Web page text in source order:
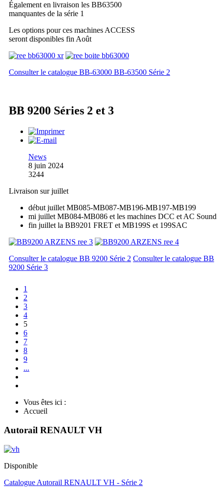
Également en livraison les BB63500
manquantes de la série 1
Les options pour ces machines ACCESS
seront disponibles fin Août
Consulter le catalogue BB-63000 BB-63500 Série 2
BB 9200 Séries 2 et 3
News
8 juin 2024
3244
Livraison sur juillet
début juillet MB085-MB087-MB196-MB197-MB199
mi juillet MB084-MB086 et les machines DCC et AC Sound
fin juillet la BB9201 FRET et MB199S et 199SAC
Consulter le catalogue BB 9200 Série 2 Consulter le catalogue BB
9200 Série 3
1
2
3
4
5
6
7
8
9
...
Vous êtes ici :
Accueil
Autorail RENAULT VH
Disponible
Catalogue Autorail RENAULT VH - Série 2